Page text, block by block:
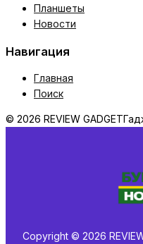
Планшеты
Новости
Навигация
Главная
Поиск
© 2026 REVIEW GADGET
Copyright © 2026